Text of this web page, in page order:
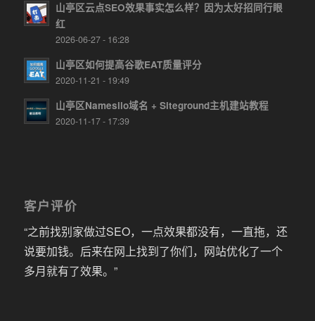
山亭区云点SEO效果事实怎么样？因为太好招同行眼
红
2026-06-27 - 16:28
山亭区如何提高谷歌EAT质量评分
2020-11-21 - 19:49
山亭区Namesilo域名 + Siteground主机建站教程
2020-11-17 - 17:39
客户评价
“之前找别家做过SEO，一点效果都没有，一直拖，还
说要加钱。后来在网上找到了你们，网站优化了一个
多月就有了效果。”